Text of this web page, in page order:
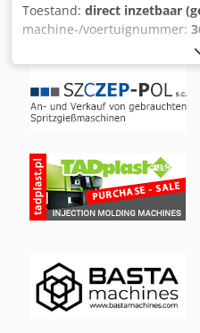
Toestand: direct inzetbaar
machine-/voertuignummer:
Zaagbladtoerental: 2800 tpm
Zaagbereik bij 90°: 70 x 120
Vergrendelbare
15/22,5/30/45°, elke
Aandrijfmotor: 380 V, 2,2 kW